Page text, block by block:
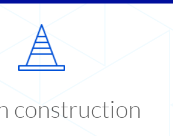
construction